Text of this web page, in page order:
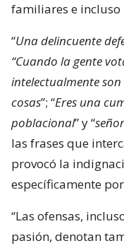
familiares e incluso
“Una delincuente
“Cuando la gente
intelectualmente
cosas”; “Eres una
poblacional” y “
las frases que
provocó la
específicamente
“Las ofensas,
pasión, denotan